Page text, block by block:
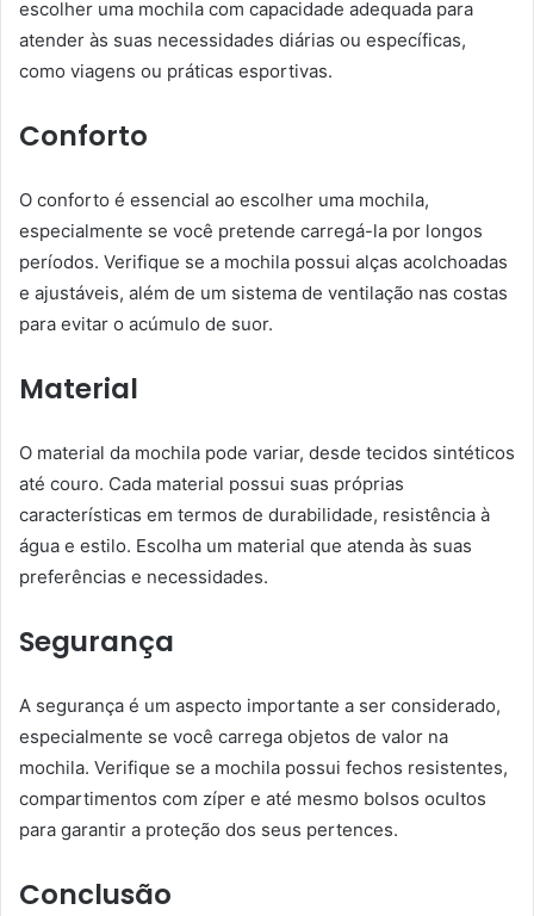
escolher uma mochila com capacidade adequada para
atender às suas necessidades diárias ou específicas,
como viagens ou práticas esportivas.
Conforto
O conforto é essencial ao escolher uma mochila,
especialmente se você pretende carregá-la por longos
períodos. Verifique se a mochila possui alças acolchoadas
e ajustáveis, além de um sistema de ventilação nas costas
para evitar o acúmulo de suor.
Material
O material da mochila pode variar, desde tecidos sintéticos
até couro. Cada material possui suas próprias
características em termos de durabilidade, resistência à
água e estilo. Escolha um material que atenda às suas
preferências e necessidades.
Segurança
A segurança é um aspecto importante a ser considerado,
especialmente se você carrega objetos de valor na
mochila. Verifique se a mochila possui fechos resistentes,
compartimentos com zíper e até mesmo bolsos ocultos
para garantir a proteção dos seus pertences.
Conclusão